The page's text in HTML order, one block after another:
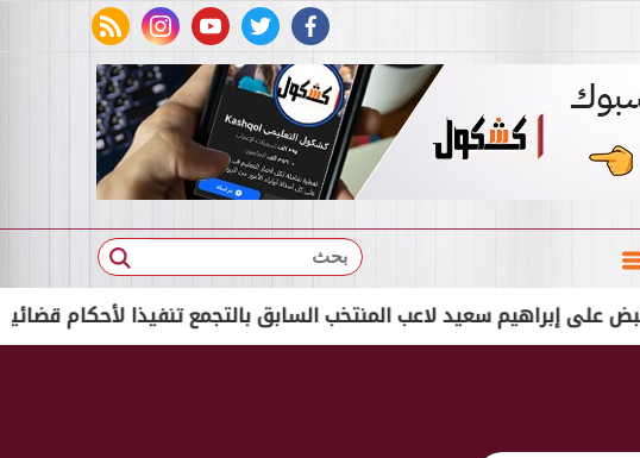
facebook
twitter
youtube
instagram
rss feed
بحث
سعيد لاعب المنتخب السابق بالتجمع تنفيذا لأحكام قضائية